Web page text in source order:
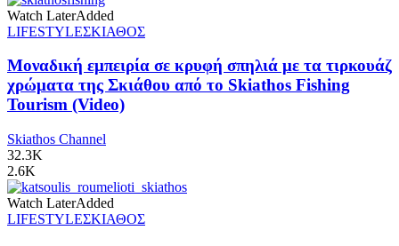
Watch LaterAdded
LIFESTYLEΣΚΙΑΘΟΣ
Μοναδική εμπειρία σε κρυφή σπηλιά με τα τιρκουάζ
χρώματα της Σκιάθου από το Skiathos Fishing
Tourism (Video)
Skiathos Channel
32.3K
2.6K
Watch LaterAdded
LIFESTYLEΣΚΙΑΘΟΣ